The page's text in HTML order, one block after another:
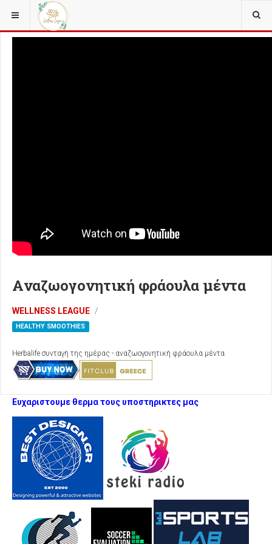
ΒΡΊΣΚΕΣΤΕ ΕΔΏ:
Aναζωογονητική φράουλα μέντα
WELLNESS LEAGUE
HEALTHY SMOOTHIES
Herbalife συνταγή της ημέρας - αναζωογονητική φράουλα μέντα
Ευχαριστουμε θερμα τους υποστηρικτες μας